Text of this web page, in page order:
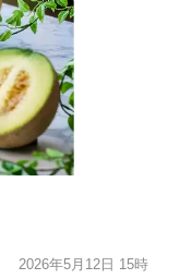
2026年5月12日 15時